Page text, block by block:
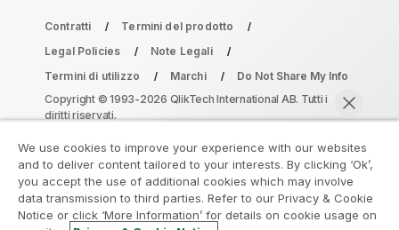
Contratti
Termini del prodotto
Legal Policies
Note Legali
Termini di utilizzo
Marchi
Do Not Share My Info
Copyright © 1993-2026 QlikTech International AB. Tutti i
diritti riservati.
Partecipa al programma Analytics
Modernization
We use cookies to improve your experience with our websites
and to deliver content tailored to your interests. By clicking ‘Ok’,
you accept the use of additional cookies which may involve
data transmission to third parties. Refer to our Privacy & Cookie
Notice or click ‘More Information’ for details on cookie usage on